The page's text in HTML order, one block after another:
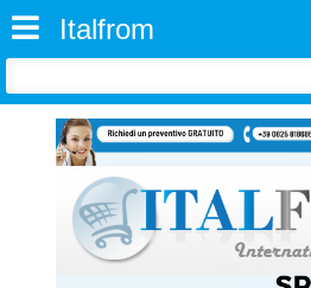
Italfrom